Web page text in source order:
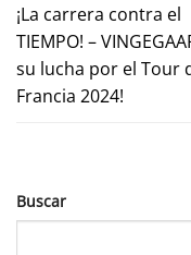
¡La carrera contra el
TIEMPO! –
su lucha por el Tour
Francia 2024!
Buscar